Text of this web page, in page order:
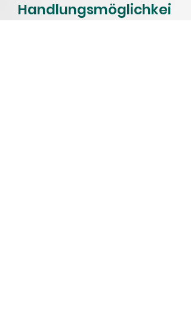
Handlungsmöglichkei